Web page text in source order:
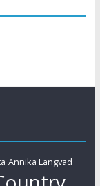
Annika Langvad